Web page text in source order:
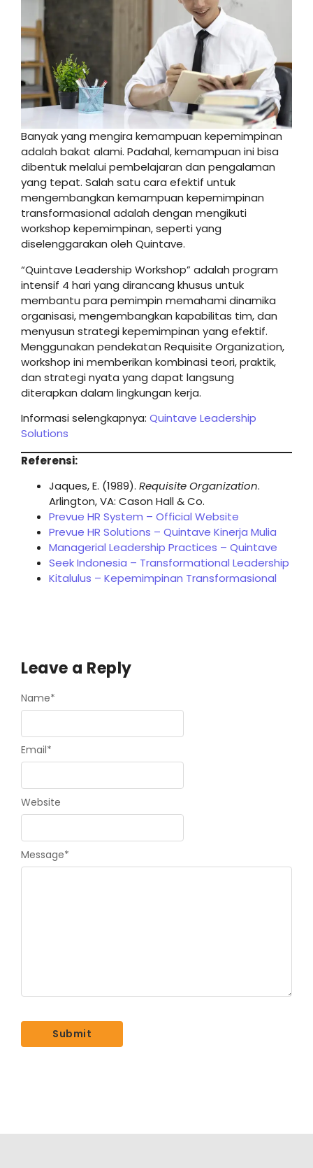
Banyak yang mengira kemampuan kepemimpinan
adalah bakat alami. Padahal, kemampuan ini bisa
dibentuk melalui pembelajaran dan pengalaman
yang tepat. Salah satu cara efektif untuk
mengembangkan kemampuan kepemimpinan
transformasional adalah dengan mengikuti
workshop kepemimpinan, seperti yang
diselenggarakan oleh Quintave.
“Quintave Leadership Workshop” adalah program
intensif 4 hari yang dirancang khusus untuk
membantu para pemimpin memahami dinamika
organisasi, mengembangkan kapabilitas tim, dan
menyusun strategi kepemimpinan yang efektif.
Menggunakan pendekatan Requisite Organization,
workshop ini memberikan kombinasi teori, praktik,
dan strategi nyata yang dapat langsung
diterapkan dalam lingkungan kerja.
Informasi selengkapnya: Quintave Leadership
Solutions
Referensi:
Jaques, E. (1989). Requisite Organization.
Arlington, VA: Cason Hall & Co.
Prevue HR System – Official Website
Prevue HR Solutions – Quintave Kinerja Mulia
Managerial Leadership Practices – Quintave
Seek Indonesia – Transformational Leadership
Kitalulus – Kepemimpinan Transformasional
Leave a Reply
Message*
Name*
Email*
Website